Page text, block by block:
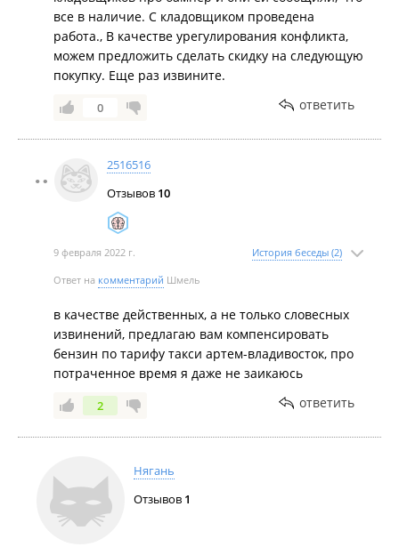
все в наличие. С кладовщиком проведена
работа., В качестве урегулирования конфликта,
можем предложить сделать скидку на следующую
покупку. Еще раз извините.
0 ответить
2516516
Отзывов 10
9 февраля 2022 г. История беседы (2)
Ответ на комментарий Шмель
в качестве действенных, а не только словесных
извинений, предлагаю вам компенсировать
бензин по тарифу такси артем-владивосток, про
потраченное время я даже не заикаюсь
2 ответить
Нягань
Отзывов 1